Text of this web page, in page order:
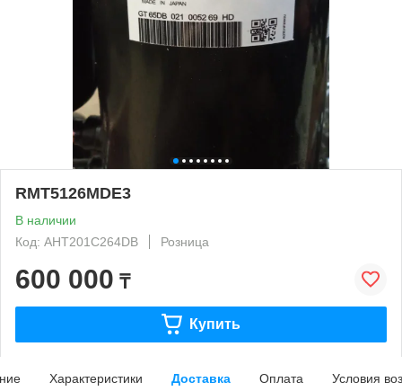
RMT5126MDE3
В наличии
Код: AHT201C264DB
Розница
600 000 ₸
Купить
Характеристики Доставка Оплата Условия